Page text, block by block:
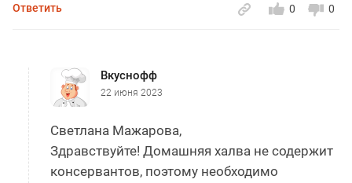
0
0
Ответить
Вкуснофф
22 июня 2023
Светлана Мажарова,
Здравствуйте! Домашняя халва не содержит
консервантов, поэтому необходимо